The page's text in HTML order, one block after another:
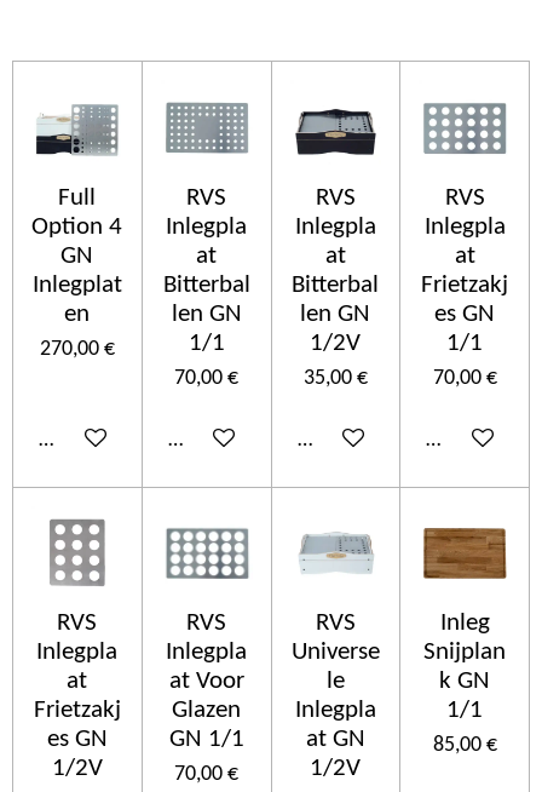
Full
Option 4
GN
Inlegplat
en
270,00 €
Añadir al carrito
RVS
Inlegpla
at
Bitterbal
len GN
1/1
70,00 €
Añadir al carrito
RVS
Inlegpla
at
Bitterbal
len GN
1/2V
35,00 €
Añadir al carrito
RVS
Inlegpla
at
Frietzakj
es GN
1/1
70,00 €
Añadir al
RVS
Inlegpla
at
Frietzakj
es GN
1/2V
RVS
Inlegpla
at Voor
Glazen
GN 1/1
70,00 €
RVS
Universe
le
Inlegpla
at GN
1/2V
Inleg
Snijplan
k GN
1/1
85,00 €